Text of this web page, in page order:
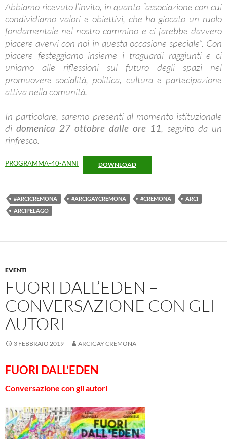
Abbiamo ricevuto l’invito, in quanto “associazione con cui
condividiamo valori e obiettivi, che ha giocato un ruolo
fondamentale nel nostro cammino e ci farebbe davvero
piacere avervi con noi in questa occasione speciale”. Con
piacere festeggiamo insieme i traguardi raggiunti e ci
uniamo alle riflessioni sul futuro degli spazi nel
promuovere socialità, politica, cultura e partecipazione
attiva nella comunità.
In particolare, saremo presenti al momento istituzionale
di domenica 27 ottobre dalle ore 11, seguito da un
rinfresco.
PROGRAMMA-40-ANNI DOWNLOAD
#ARCICREMONA #ARCIGAYCREMONA #CREMONA
ARCI
ARCIPELAGO
EVENTI
FUORI DALL’EDEN –
CONVERSAZIONE CON GLI
AUTORI
3 FEBBRAIO 2019 ARCIGAY CREMONA
FUORI DALL’EDEN
Conversazione con gli autori